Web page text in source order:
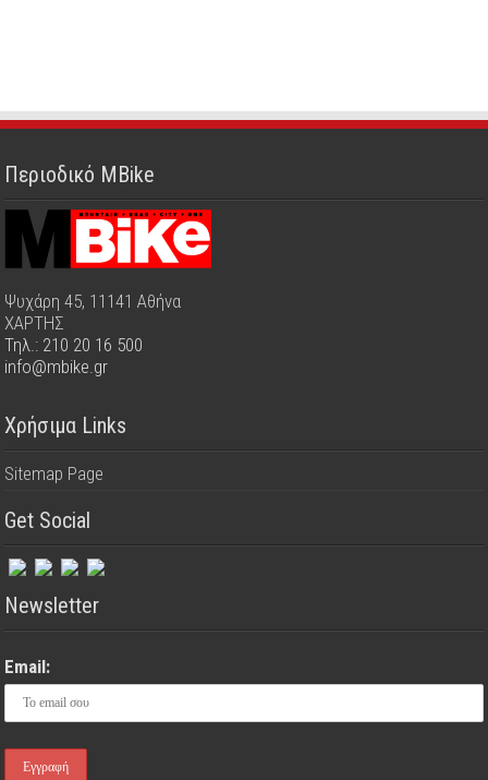
Περιοδικό MBike
Ψυχάρη 45, 11141 Αθήνα
ΧΑΡΤΗΣ
Τηλ.: 210 20 16 500
info@mbike.gr
Χρήσιμα Links
Sitemap Page
Get Social
Newsletter
Email: